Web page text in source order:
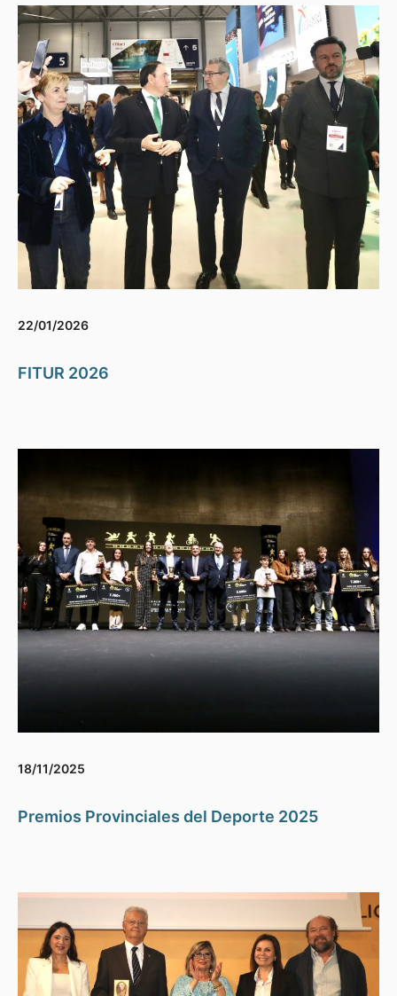
22/01/2026
FITUR 2026
18/11/2025
Premios Provinciales del Deporte 2025